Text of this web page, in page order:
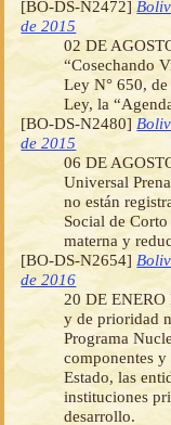
[BO-DS-N2472]
de 2015
02 DE
“Cosechando
Ley N° 650,
Ley, la
[BO-DS-N2480]
de 2015
06 DE
Universal
no están
Social de
materna y
[BO-DS-N2654]
de 2016
20 DE ENERO
y de prioridad
Programa
componentes
Estado, las
instituciones
desarrollo.